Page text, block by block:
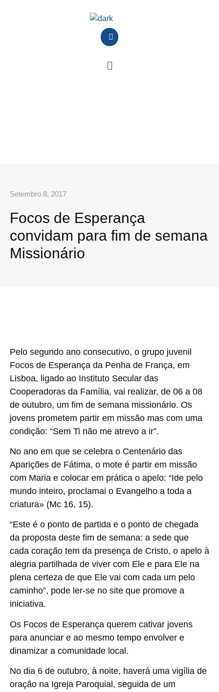
Setembro 8, 2017
Focos de Esperança
convidam para fim de semana
Missionário
Pelo segundo ano consecutivo, o grupo juvenil
Focos de Esperança da Penha de França, em
Lisboa, ligado ao Instituto Secular das
Cooperadoras da Família, vai realizar, de 06 a 08
de outubro, um fim de semana missionário. Os
jovens prometem partir em missão mas com uma
condição: “Sem Ti não me atrevo a ir”.
No ano em que se celebra o Centenário das
Aparições de Fátima, o mote é partir em missão
com Maria e colocar em prática o apelo: “Ide pelo
mundo inteiro, proclamai o Evangelho a toda a
criatura» (Mc 16, 15).
“Este é o ponto de partida e o ponto de chegada
da proposta deste fim de semana: a sede que
cada coração tem da presença de Cristo, o apelo à
alegria partilhada de viver com Ele e para Ele na
plena certeza de que Ele vai com cada um pelo
caminho”, pode ler-se no site que promove a
iniciativa.
Os Focos de Esperança querem cativar jovens
para anunciar e ao mesmo tempo envolver e
dinamizar a comunidade local.
No dia 6 de outubro, à noite, haverá uma vigília de
oração na Igreja Paroquial, seguida de um